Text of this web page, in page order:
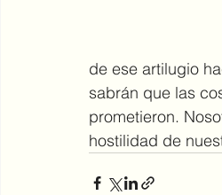
de ese artilugio
sabrán que las
prometieron.
hostilidad de